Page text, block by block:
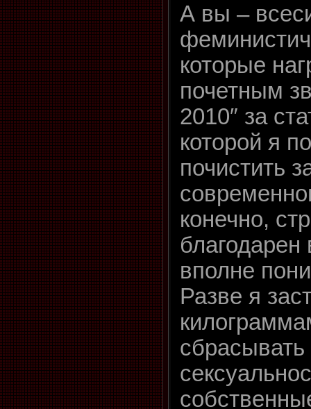
А вы –
которые
почетным
2010″ за
которой я
почистить
конечно,
благодарен
вполне
Разве я